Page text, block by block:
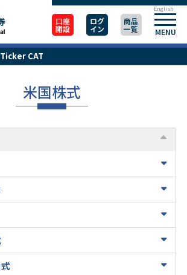
口座
開設
ログ
イン
商品
一覧 MENU
English
Ticker CAT
米国株式